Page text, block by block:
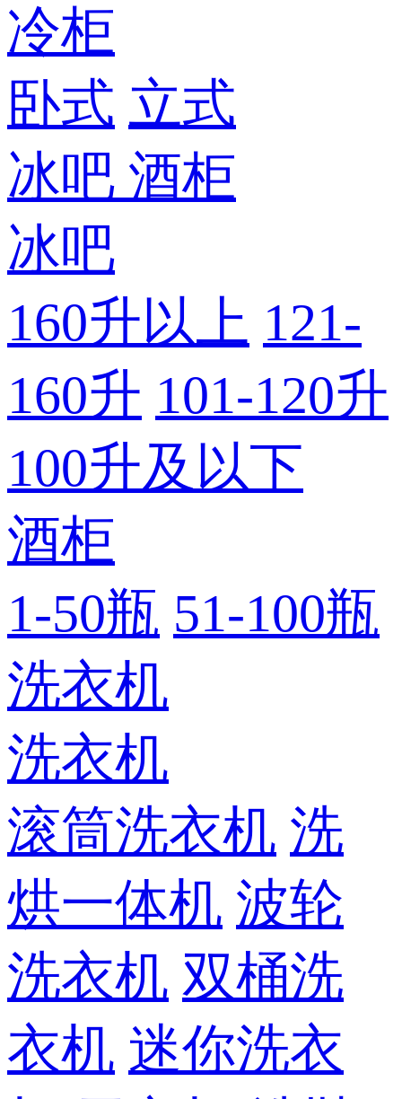
冷柜
卧式 立式
冰吧 酒柜
冰吧
160升以上 121-
160升 101-120升
100升及以下
酒柜
1-50瓶 51-100瓶
洗衣机
洗衣机
滚筒洗衣机 洗
烘一体机 波轮
洗衣机 双桶洗
衣机 迷你洗衣